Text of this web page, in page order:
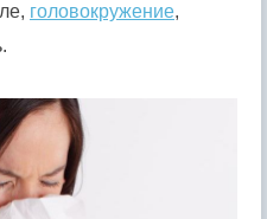
головокружение,